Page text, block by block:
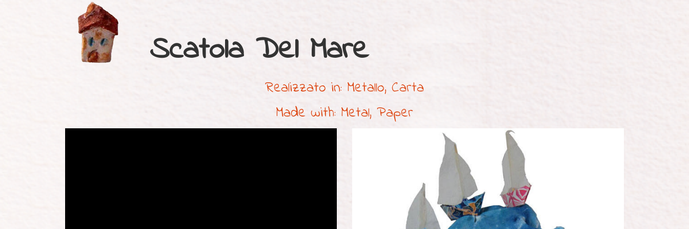
Scatola Del Mare
Realizzato in: Metallo, Carta
Made with: Metal, Paper